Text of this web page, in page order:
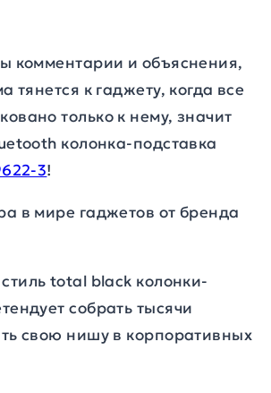
комментарии и объяснения,
тянется к гаджету, когда все
только к нему, значит
колонка-подставка
3!
в мире гаджетов от бренда
total black колонки-
собрать тысячи
свою нишу в корпоративных